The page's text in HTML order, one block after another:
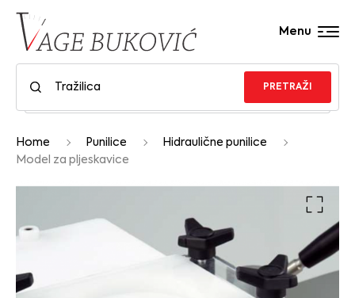
PRETRAŽI
Menu
Home Punilice
Hidraulične punilice
Model za pljeskavice